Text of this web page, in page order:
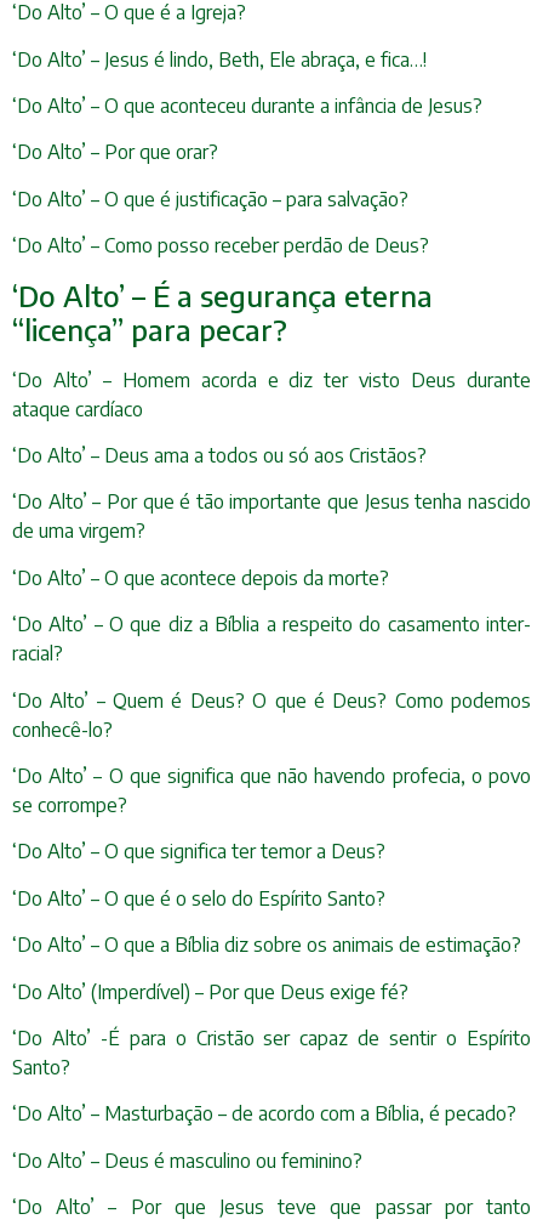
‘Do Alto’ – O que é a Igreja?
‘Do Alto’ – Jesus é lindo, Beth, Ele abraça, e fica…!
‘Do Alto’ – O que aconteceu durante a infância de Jesus?
‘Do Alto’ – Por que orar?
‘Do Alto’ – O que é justificação – para salvação?
‘Do Alto’ – Como posso receber perdão de Deus?
‘Do Alto’ – É a segurança eterna
“licença” para pecar?
‘Do Alto’ – Homem acorda e diz ter visto Deus durante
ataque cardíaco
‘Do Alto’ – Deus ama a todos ou só aos Cristãos?
‘Do Alto’ – Por que é tão importante que Jesus tenha nascido
de uma virgem?
‘Do Alto’ – O que acontece depois da morte?
‘Do Alto’ – O que diz a Bíblia a respeito do casamento inter-
racial?
‘Do Alto’ – Quem é Deus? O que é Deus? Como podemos
conhecê-lo?
‘Do Alto’ – O que significa que não havendo profecia, o povo
se corrompe?
‘Do Alto’ – O que significa ter temor a Deus?
‘Do Alto’ – O que é o selo do Espírito Santo?
‘Do Alto’ – O que a Bíblia diz sobre os animais de estimação?
‘Do Alto’ (Imperdível) – Por que Deus exige fé?
‘Do Alto’ -É para o Cristão ser capaz de sentir o Espírito
Santo?
‘Do Alto’ – Masturbação – de acordo com a Bíblia, é pecado?
‘Do Alto’ – Deus é masculino ou feminino?
‘Do Alto’ – Por que Jesus teve que passar por tanto